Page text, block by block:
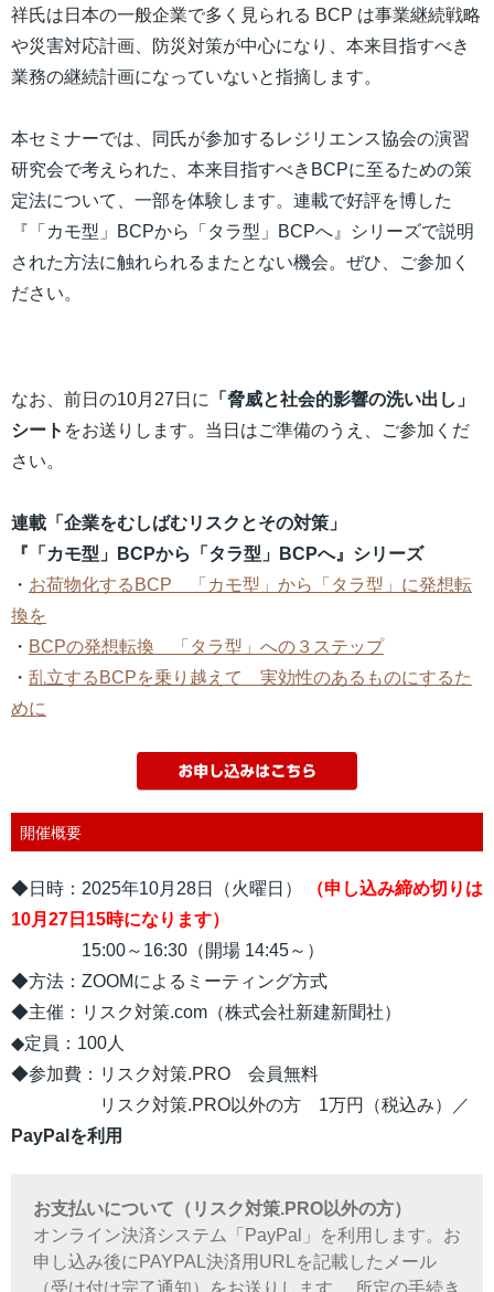
祥氏は日本の一般企業で多く見られる BCP は事業継続戦略
や災害対応計画、防災対策が中心になり、本来目指すべき
業務の継続計画になっていないと指摘します。
本セミナーでは、同氏が参加するレジリエンス協会の演習
研究会で考えられた、本来目指すべきBCPに至るための策
定法について、一部を体験します。連載で好評を博した
『「カモ型」BCPから「タラ型」BCPへ』シリーズで説明
された方法に触れられるまたとない機会。ぜひ、ご参加く
ださい。
なお、前日の10月27日に 「 脅威と社会的影響の洗い出し」
シート をお送りします。当日はご準備のうえ、ご参加くだ
さい。
連載「企業をむしばむリスクとその対策」
『「カモ型」BCPから「タラ型」BCPへ』シリーズ
・ お荷物化するBCP 「カモ型」から「タラ型」に発想転
換を
・ BCPの発想転換 「タラ型」への３ステップ
・ 乱立するBCPを乗り越えて 実効性のあるものにするた
めに
開催概要
◆日時：2025年10月28日（火曜日）
（申し込み締め切りは
10月27日15時になります）
15:00～16:30（開場 14:45～）
◆方法：ZOOMによるミーティング方式
◆主催：リスク対策.com（株式会社新建新聞社）
◆定員：100人
◆参加費：リスク対策.PRO 会員無料
リスク対策.PRO以外の方 1万円（税込み）／
PayPalを利用
お支払いについて（リスク対策.PRO以外の方）
オンライン決済システム「PayPal」を利用します。お
申し込み後にPAYPAL決済用URLを記載したメール
（受け付け完了通知）をお送りします。 所定の手続き